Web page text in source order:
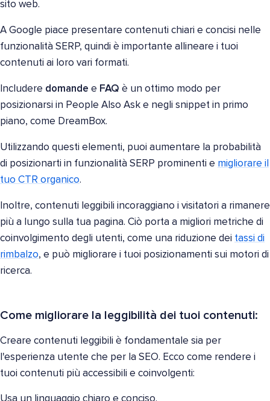
sito web.
A Google piace presentare contenuti chiari e concisi nelle
funzionalità SERP, quindi è importante allineare i tuoi
contenuti ai loro vari formati.
Includere domande e FAQ è un ottimo modo per
posizionarsi in People Also Ask e negli snippet in primo
piano, come DreamBox.
Utilizzando questi elementi, puoi aumentare la probabilità
di posizionarti in funzionalità SERP prominenti e migliorare il
tuo CTR organico.
Inoltre, contenuti leggibili incoraggiano i visitatori a rimanere
più a lungo sulla tua pagina. Ciò porta a migliori metriche di
coinvolgimento degli utenti, come una riduzione dei tassi di
rimbalzo, e può migliorare i tuoi posizionamenti sui motori di
ricerca.
Come migliorare la leggibilità dei tuoi contenuti:
Creare contenuti leggibili è fondamentale sia per
l'esperienza utente che per la SEO. Ecco come rendere i
tuoi contenuti più accessibili e coinvolgenti:
Usa un linguaggio chiaro e conciso.